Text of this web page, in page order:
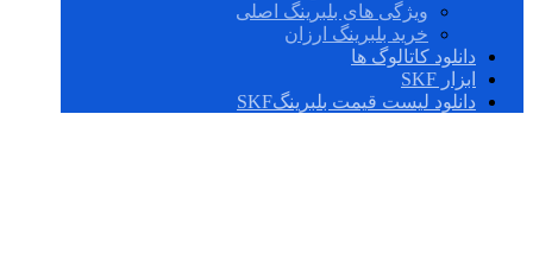
ویژگی های بلبرینگ اصلی
خرید بلبرینگ ارزان
دانلود کاتالوگ ها
ابزار SKF
دانلود لیست قیمت بلبرینگSKF